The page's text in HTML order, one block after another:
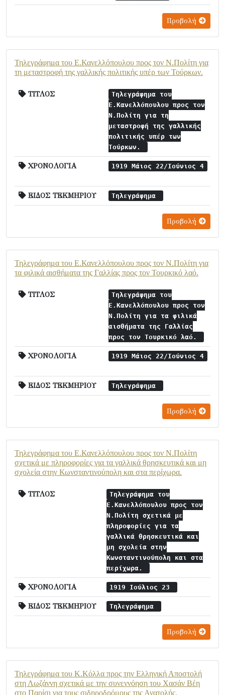
Προβολή
Τηλεγράφημα του Ε.Κανελλόπουλου προς τον Ν.Πολίτη για
τη μεταστροφή της γαλλικής πολιτικής υπέρ των Τούρκων.
ΤΙΤΛΟΣ
Τηλεγράφημα του
Ε.Κανελλόπουλου προς τον
Ν.Πολίτη για τη
μεταστροφή της γαλλικής
πολιτικής υπέρ των
Τούρκων.
ΧΡΟΝΟΛΟΓΙΑ 1919 Μάιος 22/Ιούνιος 4
ΕΙΔΟΣ ΤΕΚΜΗΡΙΟΥ Τηλεγράφημα
Προβολή
Τηλεγράφημα του Ε.Κανελλόπουλου προς τον Ν.Πολίτη για
τα φιλικά αισθήματα της Γαλλίας προς τον Τουρκικό λαό.
ΤΙΤΛΟΣ
Τηλεγράφημα του
Ε.Κανελλόπουλου προς τον
Ν.Πολίτη για τα φιλικά
αισθήματα της Γαλλίας
προς τον Τουρκικό λαό.
ΧΡΟΝΟΛΟΓΙΑ 1919 Μάιος 22/Ιούνιος 4
ΕΙΔΟΣ ΤΕΚΜΗΡΙΟΥ Τηλεγράφημα
Προβολή
Τηλεγράφημα του Ε.Κανελλόπουλου προς τον Ν.Πολίτη
σχετικά με πληροφορίες για τα γαλλικά θρησκευτικά και μη
σχολεία στην Κωνσταντινούπολη και στα περίχωρα.
ΤΙΤΛΟΣ
Τηλεγράφημα του
Ε.Κανελλόπουλου προς τον
Ν.Πολίτη σχετικά με
πληροφορίες για τα
γαλλικά θρησκευτικά και
μη σχολεία στην
Κωνσταντινούπολη και στα
περίχωρα.
ΧΡΟΝΟΛΟΓΙΑ 1919 Ιούλιος 23
ΕΙΔΟΣ ΤΕΚΜΗΡΙΟΥ Τηλεγράφημα
Προβολή
Τηλεγράφημα του Κ.Κόλλα προς την Ελληνική Αποστολή
στη Λωζάννη σχετικά με την συνεννόηση του Χασάν Βέη
στο Παρίσι για τους σιδηροδρόμους της Ανατολής.